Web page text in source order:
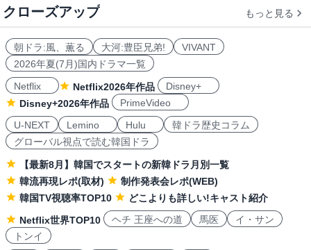
クローズアップ もっと見る
朝ドラ:風、薫る 大河:豊臣兄弟!
VIVANT
2026年夏(7月)国内ドラマ一覧
Netflix
Netflix2026年作品
Disney+
Disney+2026年作品
PrimeVideo
U-NEXT
Lemino Hulu
韓ドラ歴史コラム
グローバル視点で読む韓国ドラ
【最新8月】韓国でスタートの新韓ドラ月別一覧
韓流再現レポ(取材)
制作発表会レポ(WEB)
韓国TV視聴率TOP10
どこよりも詳しい!キャスト紹介
Netflix世界TOP10
ヘチ 王座への道 馬医
イ・サン
トンイ